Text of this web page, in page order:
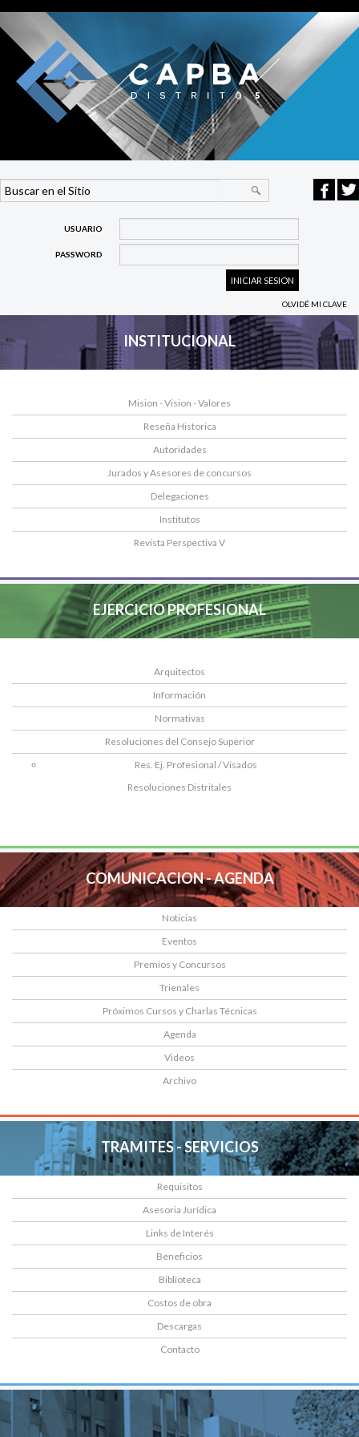
USUARIO
PASSWORD
OLVIDÉ MI CLAVE
INSTITUCIONAL
Mision - Vision - Valores
Reseña Historica
Autoridades
Jurados y Asesores de concursos
Delegaciones
Institutos
Revista Perspectiva V
EJERCICIO PROFESIONAL
Arquitectos
Información
Normativas
Resoluciones del Consejo Superior
Res. Ej. Profesional / Visados
Resoluciones Distritales
COMUNICACION - AGENDA
Noticias
Eventos
Premios y Concursos
Trienales
Próximos Cursos y Charlas Técnicas
Agenda
Videos
Archivo
TRAMITES - SERVICIOS
Requisitos
Asesoria Jurídica
Links de Interés
Beneficios
Biblioteca
Costos de obra
Descargas
Contacto